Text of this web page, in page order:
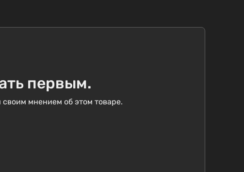
первым.
мнением об этом товаре.